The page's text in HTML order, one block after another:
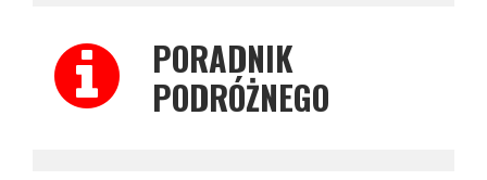
PORADNIK
PODRÓŻNEGO